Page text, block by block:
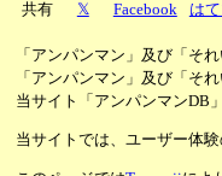
共有 𝕏 Facebook は
「アンパンマン」及び「そ
「アンパンマン」及び「そ
当サイト「アンパンマンDB」
当サイトでは、ユーザー体